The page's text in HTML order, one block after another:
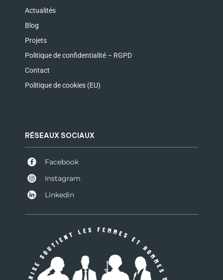
Actualités
Blog
Projets
Politique de confidentialité – RGPD
Contact
Politique de cookies (EU)
RÉSEAUX SOCIAUX
Facebook
Instagram
Linkedin